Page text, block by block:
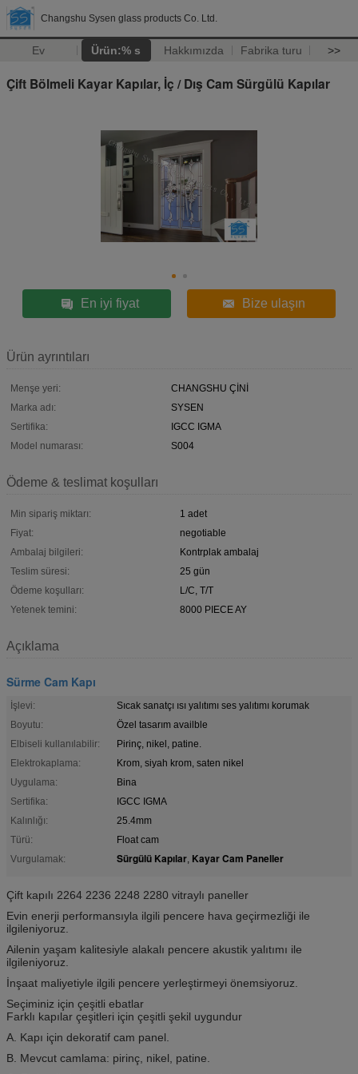
Changshu Sysen glass products Co. Ltd.
Ev Ürün:% s Hakkımızda Fabrika turu >>
Çift Bölmeli Kayar Kapılar, İç / Dış Cam Sürgülü Kapılar
En iyi fiyat Bize ulaşın
Ürün ayrıntıları
Menşe yeri:
CHANGSHU ÇİNİ
Marka adı:
SYSEN
Sertifika:
IGCC IGMA
Model numarası:
S004
Ödeme & teslimat koşulları
Min sipariş miktarı:
1 adet
Fiyat:
negotiable
Ambalaj bilgileri:
Kontrplak ambalaj
Teslim süresi:
25 gün
Ödeme koşulları:
L/C, T/T
Yetenek temini:
8000 PIECE AY
Açıklama
Sürme Cam Kapı
İşlevi:
Sıcak sanatçı ısı yalıtımı ses yalıtımı korumak
Boyutu:
Özel tasarım availble
Elbiseli kullanılabilir:
Pirinç, nikel, patine.
Elektrokaplama:
Krom, siyah krom, saten nikel
Uygulama:
Bina
Sertifika:
IGCC IGMA
Kalınlığı:
25.4mm
Türü:
Float cam
Vurgulamak:
Sürgülü Kapılar, Kayar Cam Paneller
Çift kapılı 2264 2236 2248 2280 vitraylı paneller
Evin enerji performansıyla ilgili pencere hava geçirmezliği ile
ilgileniyoruz.
Ailenin yaşam kalitesiyle alakalı pencere akustik yalıtımı ile
ilgileniyoruz.
İnşaat maliyetiyle ilgili pencere yerleştirmeyi önemsiyoruz.
Seçiminiz için çeşitli ebatlar
Farklı kapılar çeşitleri için çeşitli şekil uygundur
A. Kapı için dekoratif cam panel.
B. Mevcut camlama: pirinç, nikel, patine.